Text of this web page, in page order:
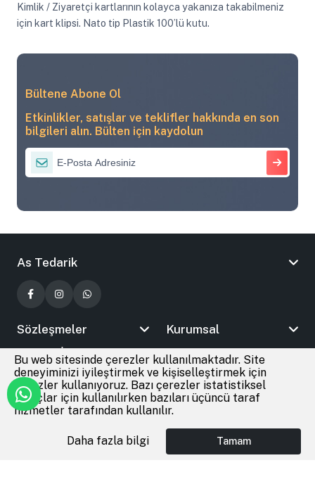
Anasayfa Giriş Yap Sepet
Kimlik / Ziyaretçi kartlarının kolayca yakanıza takabilmeniz
için kart klipsi. Nato tip Plastik 100’lü kutu.
Bültene Abone Ol
Etkinlikler, satışlar ve teklifler hakkında en son
bilgileri alın. Bülten için kaydolun
As Tedarik
Sözleşmeler
Kurumsal
Bizimle İletişime Geçin
© 2026As TedarikTüm Hakları Saklıdır
Bu web sitesinde çerezler kullanılmaktadır. Site
deneyiminizi iyileştirmek ve kişiselleştirmek için
çerezler kullanıyoruz. Bazı çerezler istatistiksel
amaçlar için kullanılırken bazıları üçüncü taraf
hizmetler tarafından kullanılır.
Daha fazla bilgi Tamam